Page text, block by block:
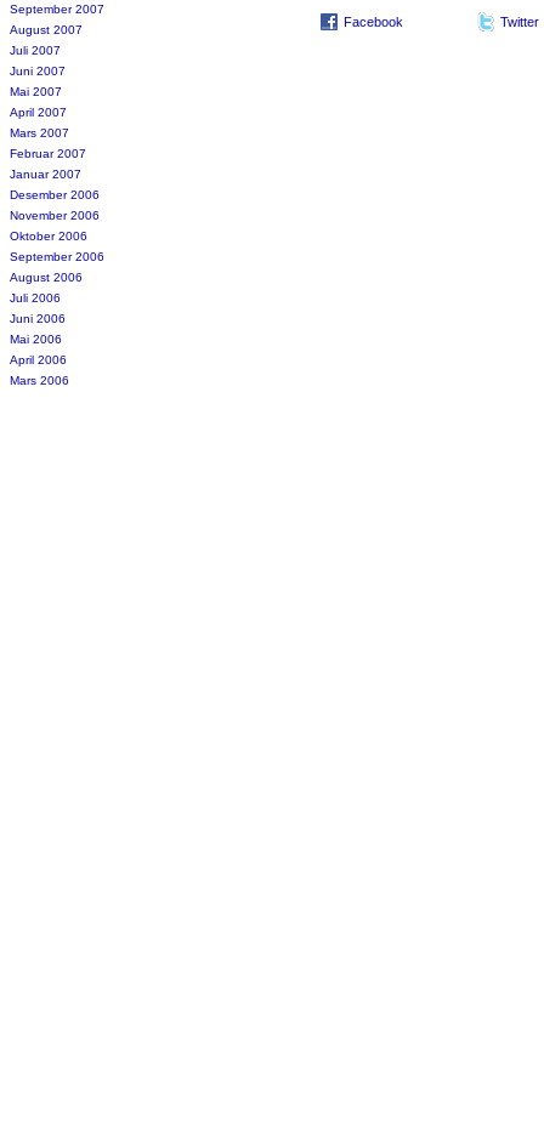
September 2007
August 2007
Juli 2007
Juni 2007
Mai 2007
April 2007
Mars 2007
Februar 2007
Januar 2007
Desember 2006
November 2006
Oktober 2006
September 2006
August 2006
Juli 2006
Juni 2006
Mai 2006
April 2006
Mars 2006
Facebook Twitter